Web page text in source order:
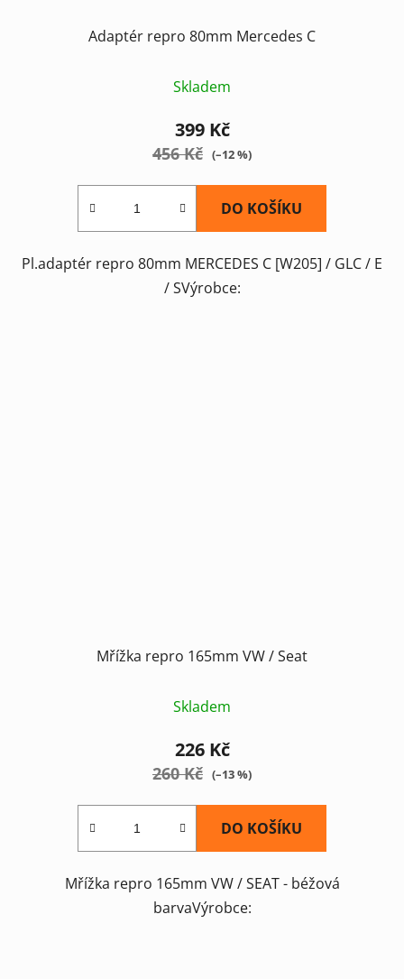
Adaptér repro 80mm Mercedes C
Skladem
399 Kč
456 Kč (–12 %)
DO KOŠÍKU
Pl.adaptér repro 80mm MERCEDES C [W205] / GLC / E
/ SVýrobce:
Mřížka repro 165mm VW / Seat
Skladem
226 Kč
260 Kč (–13 %)
DO KOŠÍKU
Mřížka repro 165mm VW / SEAT - béžová
barvaVýrobce: